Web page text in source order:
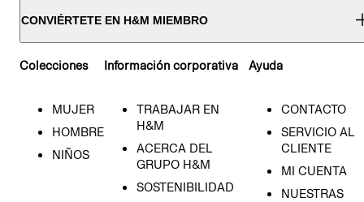
CONVIÉRTETE EN H&M MIEMBRO
Colecciones
MUJER
HOMBRE
NIÑOS
Información corporativa
TRABAJAR EN
H&M
ACERCA DEL
GRUPO H&M
SOSTENIBILIDAD
Ayuda
CONTACTO
SERVICIO AL
CLIENTE
MI CUENTA
NUESTRAS